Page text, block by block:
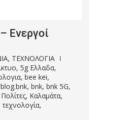
Ενεργοί
, ΤΕΧΝΟΛΟΓΙΑ
, 5g Ελλαδα,
, bee kei,
blog.bnk, bnk, bnk 5G,
, Καλαμάτα,
τεχνολογία,